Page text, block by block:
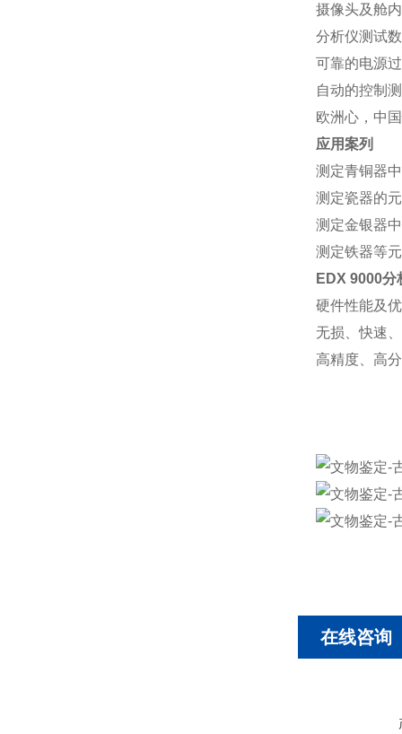
摄像头及舱
分析仪测试
可靠的电源
自动的控制
欧洲心，中
应用案列
测定青铜器
测定瓷器的
测定金银器
测定铁器等
EDX 9000分
硬件性能及
无损、快速
高精度、高
在线咨询